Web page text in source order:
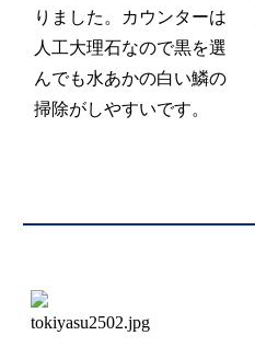
りました。カウンターは
人工大理石なので黒を選
んでも水あかの白い鱗の
掃除がしやすいです。